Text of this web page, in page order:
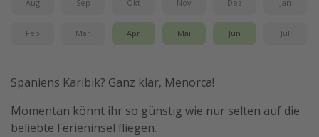
Strandurlaub
Gruppenreisen
Hotels in Amsterdam
Aug Sep Okt Nov Dez Jan
Feb Mär Apr Mai Jun Jul
Spaniens Karibik? Ganz klar, Menorca!
Momentan könnt ihr so günstig wie nur selten auf die
beliebte Ferieninsel fliegen.